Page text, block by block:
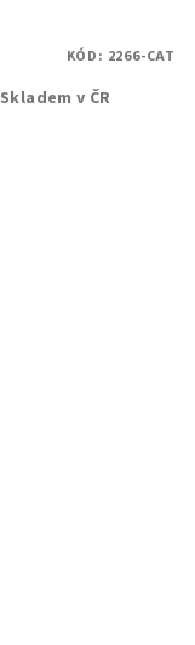
Skladem v ČR
KÓD: 2266-CAT